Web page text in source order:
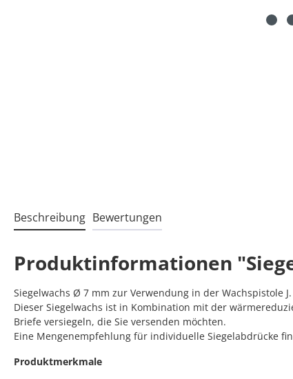
Beschreibung Bewertungen
Produktinformationen
Siegelwachs Ø 7 mm zur Verwendung in der Wachspistole
Dieser Siegelwachs ist in Kombination mit der
Briefe versiegeln, die Sie versenden möchten.
Eine Mengenempfehlung für individuelle Siegelabdrücke
Produktmerkmale